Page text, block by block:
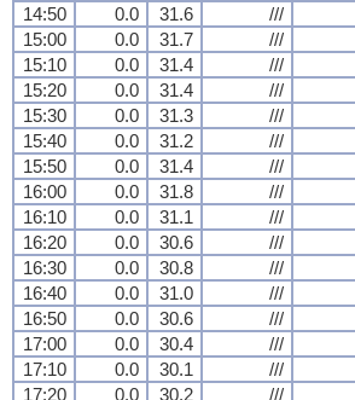
14:50 0.0 31.6 ///
15:00
0.0 31.7 ///
15:10
0.0 31.4 ///
15:20
0.0 31.4 ///
15:30
0.0 31.3 ///
15:40
0.0 31.2 ///
15:50
0.0 31.4 ///
16:00
0.0 31.8 ///
16:10
0.0 31.1 ///
16:20
0.0 30.6 ///
16:30
0.0 30.8 ///
16:40
0.0 31.0 ///
16:50
0.0 30.6 ///
17:00
0.0 30.4 ///
17:10
0.0 30.1 ///
17:20
0.0 30.2 ///